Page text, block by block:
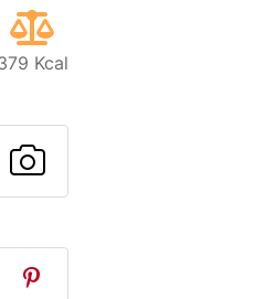
Kcal
recette à un ami
cette page
une
Publier votre